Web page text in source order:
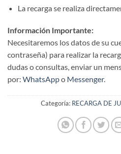
La recarga se realiza
Información Importante:
Necesitaremos los datos de su
contraseña) para realizar la
dudas o consultas, enviar un
por: WhatsAppo Messenger.
Categoría: RECARGA DE